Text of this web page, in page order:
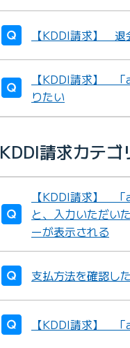
【KDDI請求】 退
【KDDI請求】 「
りたい
KDDI請求カテ
【KDDI請求】 「
と、入力いただい
ーが表示される
支払方法を確認し
【KDDI請求】 「